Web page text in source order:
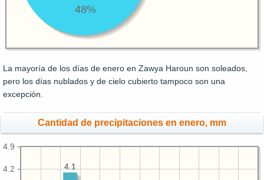
48%
La mayoría de los días de enero en Zawya Haroun son soleados,
pero los días nublados y de cielo cubierto tampoco son una
excepción.
Cantidad de precipitaciones en enero, mm
4.2
4.9
4.1
4.1